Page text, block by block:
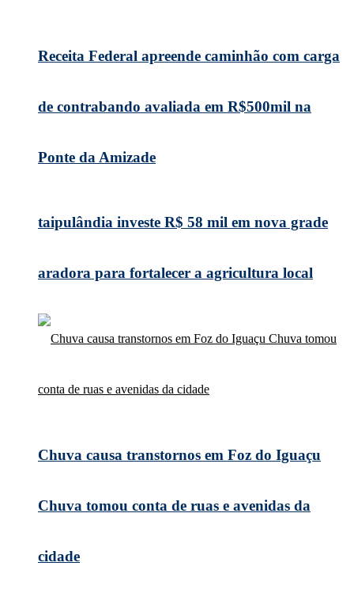
Receita Federal apreende caminhão com carga
de contrabando avaliada em R$500mil na
Ponte da Amizade
taipulândia investe R$ 58 mil em nova grade
aradora para fortalecer a agricultura local
Chuva causa transtornos em Foz do Iguaçu
Chuva tomou conta de ruas e avenidas da
cidade